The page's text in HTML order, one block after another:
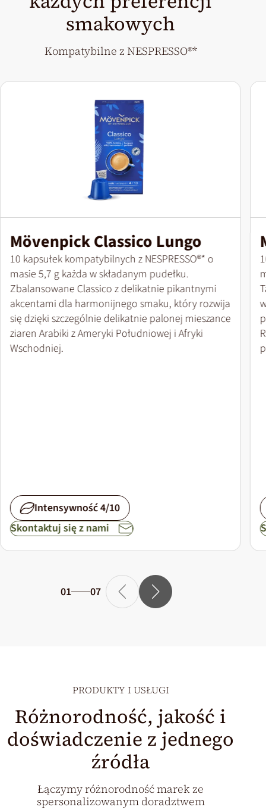
smakowych
Kompatybilne z NESPRESSO®*
Mövenpick Classico Lungo
Wielkość opakowania
10 kapsułek kompatybilnych z NESPRESSO®* o
masie 5,7 g każda w składanym pudełku.
Zbalansowane Classico z delikatnie pikantnymi
akcentami dla harmonijnego smaku, który rozwija
się dzięki szczególnie delikatnie palonej mieszance
ziaren Arabiki z Ameryki Południowej i Afryki
Wschodniej.
Intensywność 4/10
Skontaktuj się z nami
01 07
PRODUKTY I USŁUGI
Różnorodność, jakość i
doświadczenie z jednego
źródła
Łączymy różnorodność marek ze
spersonalizowanym doradztwem